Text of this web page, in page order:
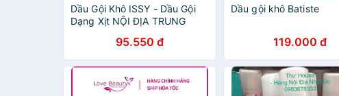
Dầu Gội Khô ISSY - Dầu Gội
Dạng Xịt NỘI ĐỊA TRUNG
95.550 đ
Dầu gội khô Batiste
119.000 đ